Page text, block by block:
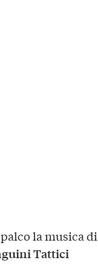
la musica di
Tattici